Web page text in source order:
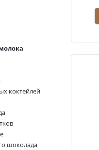
коктейлей
шоколада